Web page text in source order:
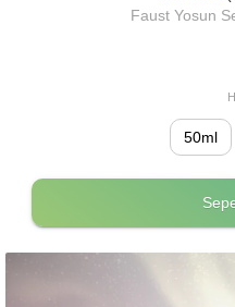
Faust Yosun
50ml